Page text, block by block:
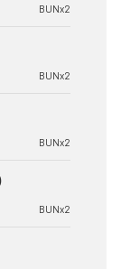
BUNx2
BUNx2
BUNx2
BUNx2